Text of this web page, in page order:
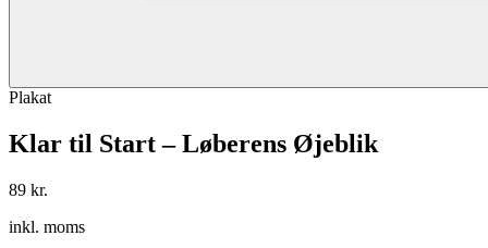
Plakat
Klar til Start – Løberens Øjeblik
89 kr.
inkl. moms